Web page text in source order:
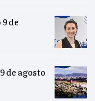
de
de agosto